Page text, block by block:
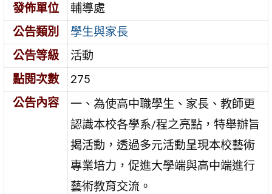
發佈單位
輔導處
公告類別
學生與家長
公告等級
活動
點閱次數
275
公告內容
一、為使高中職學生、家長、教師更
認識本校各學系/程之亮點，特舉辦旨
揭活動，透過多元活動呈現本校藝術
專業培力，促進大學端與高中端進行
藝術教育交流。